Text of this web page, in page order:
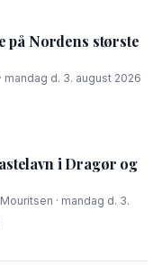
på Nordens største
mandag d. 3. august 2026
i Dragør og
· mandag d. 3.